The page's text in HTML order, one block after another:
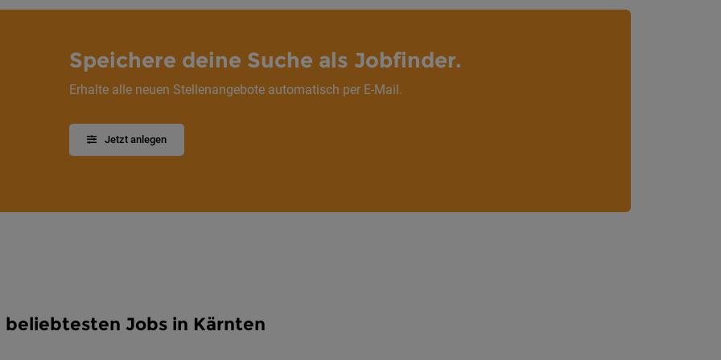
Speichere deine Suche als Jobfinder.
Erhalte alle neuen Stellenangebote automatisch per E-Mail.
Jetzt anlegen
beliebtesten Jobs in Kärnten